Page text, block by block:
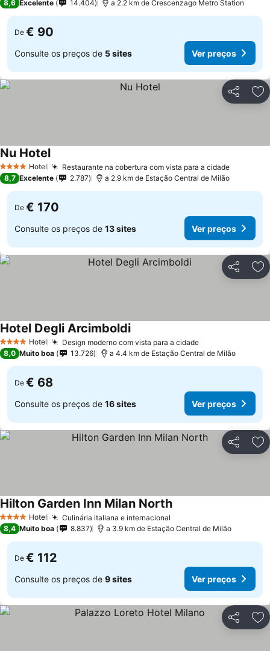
8,6 Excelente 14.404 a 2.2 km de Crescenzago Metro Station
De € 90
Consulte os preços de 5 sites Ver preços
Partilhar
4 EstrelasHotel Restaurante na cobertura com vista para a cidade
Nu Hotel
8,7 Excelente 2.787 a 2.9 km de Estação Central de Milão
De € 170
Consulte os preços de 13 sites Ver preços
Partilhar
4 EstrelasHotel Design moderno com vista para a cidade
Hotel Degli Arcimboldi
8,0 Muito boa 13.726 a 4.4 km de Estação Central de Milão
De € 68
Consulte os preços de 16 sites Ver preços
Partilhar
4 EstrelasHotel Culinária italiana e internacional
Hilton Garden Inn Milan North
8,4 Muito boa 8.837 a 3.9 km de Estação Central de Milão
De € 112
Consulte os preços de 9 sites Ver preços
Partilhar